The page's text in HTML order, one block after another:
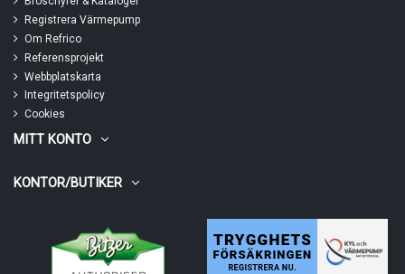
Registrera Värmepump
Om Refrico
Referensprojekt
Webbplatskarta
Integritetspolicy
Cookies
MITT KONTO
KONTOR/BUTIKER